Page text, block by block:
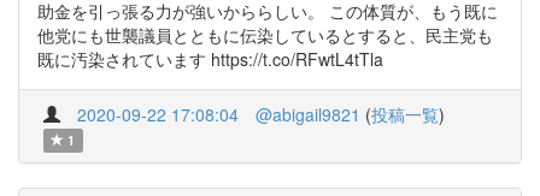
助金を引っ張る力が強いかららしい。 この体質が、もう既に
他党にも世襲議員とともに伝染しているとすると、民主党も
既に汚染されています https://t.co/RFwtL4tTla
2020-09-22 17:08:04 @abigail9821 (投稿一覧)
1